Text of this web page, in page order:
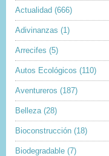
Actualidad (666)
Adivinanzas (1)
Arrecifes (5)
Autos Ecológicos (110)
Aventureros (187)
Belleza (28)
Bioconstrucción (18)
Biodegradable (7)